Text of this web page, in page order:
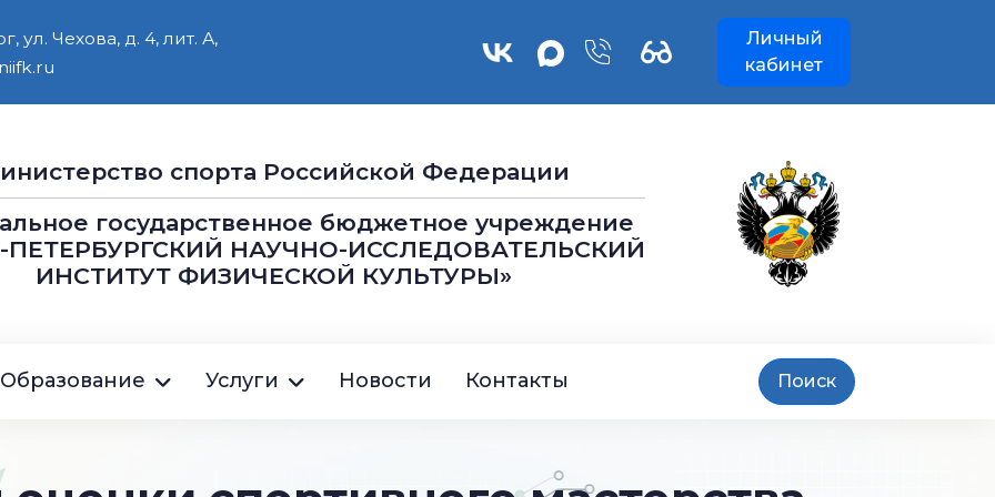
ул. Чехова, д. 4, лит. А,
Личный
кабинет
cпорта Российской Федерации
государственное бюджетное учреждение
ПЕТЕРБУРГСКИЙ НАУЧНО-ИССЛЕДОВАТЕЛЬСКИЙ
ИНСТИТУТ ФИЗИЧЕСКОЙ КУЛЬТУРЫ»
Образование Услуги Новости Контакты Поиск